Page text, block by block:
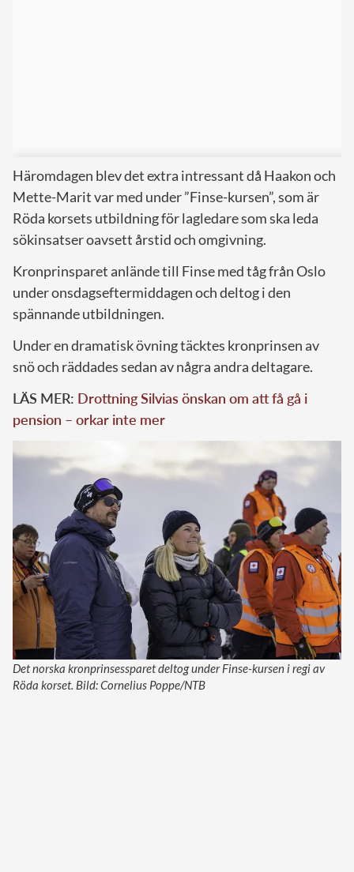
Häromdagen blev det extra intressant då Haakon och
Mette-Marit var med under ”Finse-kursen”, som är
Röda korsets utbildning för lagledare som ska leda
sökinsatser oavsett årstid och omgivning.
Kronprinsparet anlände till Finse med tåg från Oslo
under onsdagseftermiddagen och deltog i den
spännande utbildningen.
Under en dramatisk övning täcktes kronprinsen av
snö och räddades sedan av några andra deltagare.
LÄS MER: Drottning Silvias önskan om att få gå i
pension – orkar inte mer
Det norska kronprinsessparet deltog under Finse-kursen i regi av
Röda korset. Bild: Cornelius Poppe/NTB